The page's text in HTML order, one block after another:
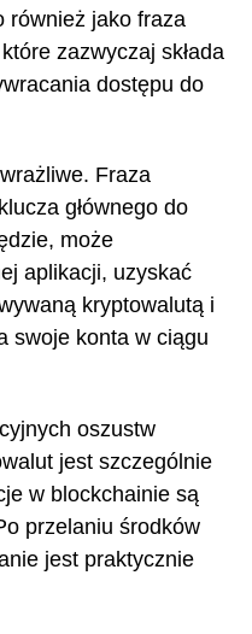
również jako fraza
zazwyczaj składa
dostępu do
Fraza
głównego do
może
aplikacji, uzyskać
kryptowalutą i
swoje konta w ciągu
oszustw
jest szczególnie
w blockchainie są
przelaniu środków
jest praktycznie